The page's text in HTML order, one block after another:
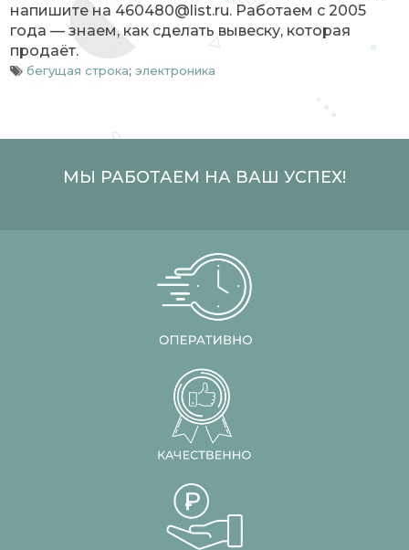
напишите на 460480@list.ru. Работаем с 2005
года — знаем, как сделать вывеску, которая
продаёт.
бегущая строка;электроника
МЫ РАБОТАЕМ НА ВАШ УСПЕХ!